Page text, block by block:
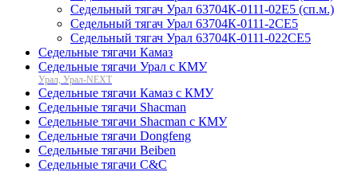
Седельный тягач Урал 63704К-0111-02Е5 (сп.м.)
Седельный тягач Урал 63704К-0111-2СЕ5
Седельный тягач Урал 63704К-0111-022СЕ5
Седельные тягачи Камаз
Седельные тягачи Урал с КМУ
Урал, Урал-NEXT
Седельные тягачи Камаз с КМУ
Седельные тягачи Shacman
Седельные тягачи Shacman с КМУ
Седельные тягачи Dongfeng
Седельные тягачи Beiben
Седельные тягачи C&C